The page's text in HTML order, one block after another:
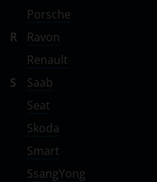
Porsche
R
Ravon
Renault
S
Saab
Seat
Skoda
Smart
SsangYong